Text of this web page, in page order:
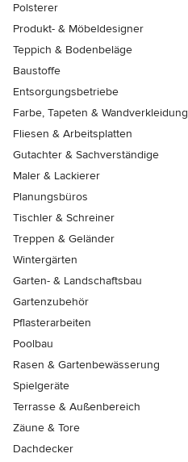
Polsterer
Produkt- & Möbeldesigner
Teppich & Bodenbeläge
Baustoffe
Entsorgungsbetriebe
Farbe, Tapeten & Wandverkleidung
Fliesen & Arbeitsplatten
Gutachter & Sachverständige
Maler & Lackierer
Planungsbüros
Tischler & Schreiner
Treppen & Geländer
Wintergärten
Garten- & Landschaftsbau
Gartenzubehör
Pflasterarbeiten
Poolbau
Rasen & Gartenbewässerung
Spielgeräte
Terrasse & Außenbereich
Zäune & Tore
Dachdecker